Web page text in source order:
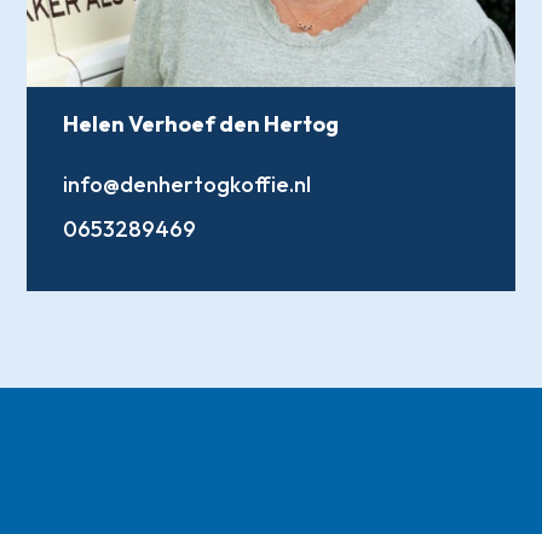
Helen Verhoef den Hertog
info@denhertogkoffie.nl
0653289469